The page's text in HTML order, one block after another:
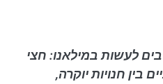
לעשות במילאנו: חצי
בין חנויות יוקרה,